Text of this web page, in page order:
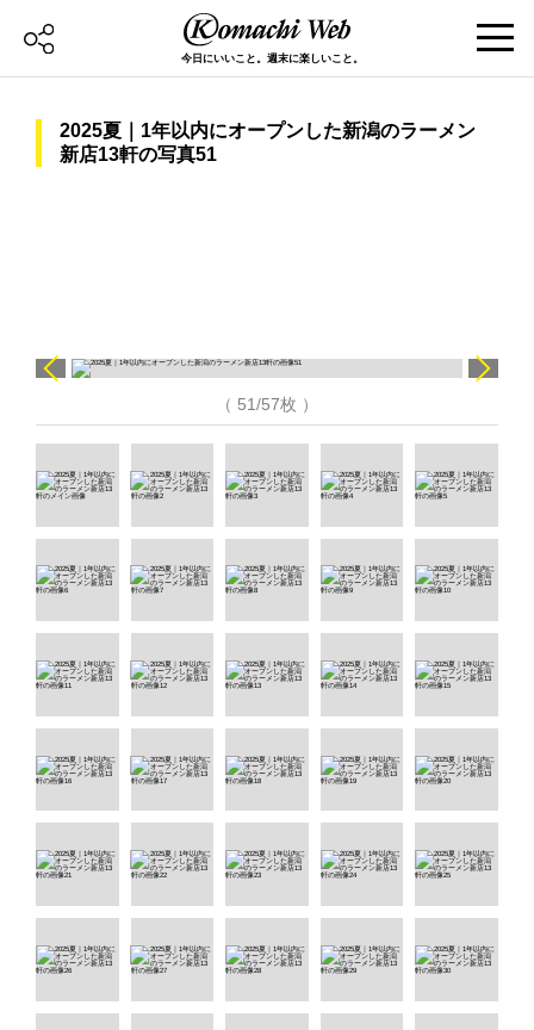
今日にいいこと。週末に楽しいこと。
2025夏｜1年以内にオープンした新潟のラーメン
新店13軒の写真51
（ 51/57枚 ）